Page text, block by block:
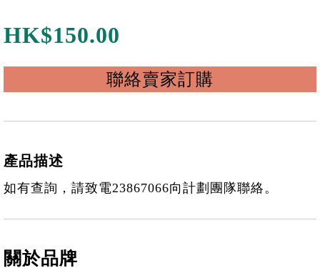
HK$150.00
聯絡賣家訂購
產品描述
如有查詢，請致電23867066向計劃團隊聯絡。
關於品牌